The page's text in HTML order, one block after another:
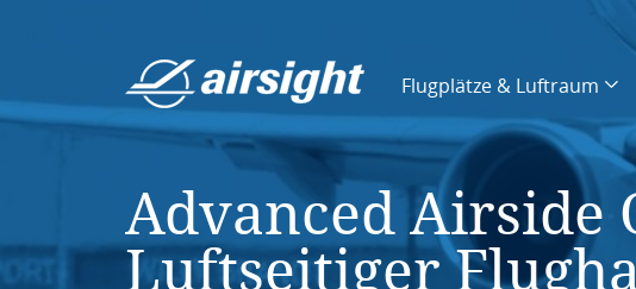
Flugplätze & Luftraum
Advanced Airside
Luftseitiger